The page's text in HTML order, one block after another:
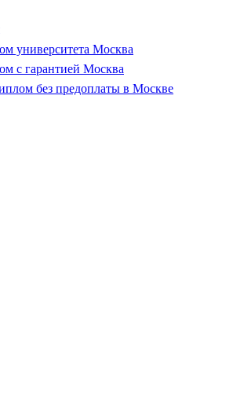
университета Москва
с гарантией Москва
без предоплаты в Москве